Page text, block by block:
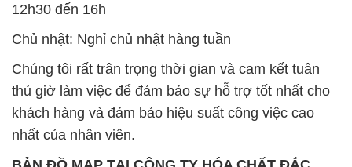
12h30 đến 16h
Chủ nhật: Nghỉ chủ nhật hàng tuần
Chúng tôi rất trân trọng thời gian và cam kết tuân
thủ giờ làm việc để đảm bảo sự hỗ trợ tốt nhất cho
khách hàng và đảm bảo hiệu suất công việc cao
nhất của nhân viên.